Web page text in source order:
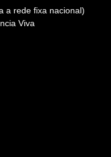
a rede fixa nacional)
Viva